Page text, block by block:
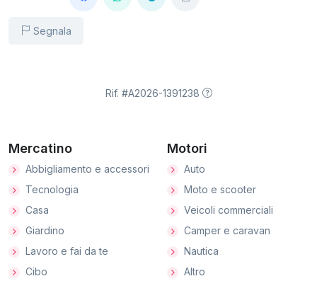
Segnala
Rif. #A2026-1391238
Mercatino
Abbigliamento e accessori
Tecnologia
Casa
Giardino
Lavoro e fai da te
Cibo
Motori
Auto
Moto e scooter
Veicoli commerciali
Camper e caravan
Nautica
Altro